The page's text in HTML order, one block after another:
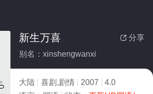
 分享
新生万喜
别名：xinshengwanxi
大陆 喜剧,剧情 2007
4.0